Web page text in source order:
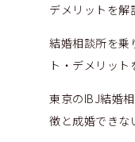
デメリットを解
結婚相談所を乗
ト・デメリット
東京のIBJ結婚
徴と成婚できな